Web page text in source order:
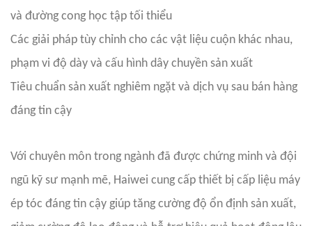
và đường cong học tập tối thiểu
Các giải pháp tùy chỉnh cho các vật liệu cuộn khác nhau,
phạm vi độ dày và cấu hình dây chuyền sản xuất
Tiêu chuẩn sản xuất nghiêm ngặt và dịch vụ sau bán hàng
đáng tin cậy
Với chuyên môn trong ngành đã được chứng minh và đội
ngũ kỹ sư mạnh mẽ, Haiwei cung cấp thiết bị cấp liệu máy
ép tóc đáng tin cậy giúp tăng cường độ ổn định sản xuất,